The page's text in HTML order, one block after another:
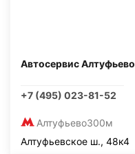
Автосервис Алтуфьево
+7 (495) 023-81-52
Алтуфьево300м
Алтуфьевское ш., 48к4